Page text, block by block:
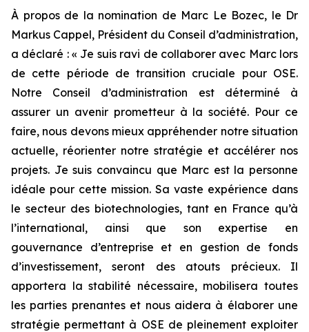
À propos de la nomination de Marc Le Bozec, le Dr
Markus Cappel, Président du Conseil d’administration,
a déclaré : « Je suis ravi de collaborer avec Marc lors
de cette période de transition cruciale pour OSE.
Notre Conseil d’administration est déterminé à
assurer un avenir prometteur à la société. Pour ce
faire, nous devons mieux appréhender notre situation
actuelle, réorienter notre stratégie et accélérer nos
projets. Je suis convaincu que Marc est la personne
idéale pour cette mission. Sa vaste expérience dans
le secteur des biotechnologies, tant en France qu’à
l’international, ainsi que son expertise en
gouvernance d’entreprise et en gestion de fonds
d’investissement, seront des atouts précieux. Il
apportera la stabilité nécessaire, mobilisera toutes
les parties prenantes et nous aidera à élaborer une
stratégie permettant à OSE de pleinement exploiter